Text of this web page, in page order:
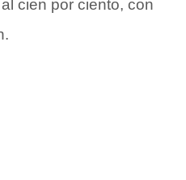
cien por ciento, con